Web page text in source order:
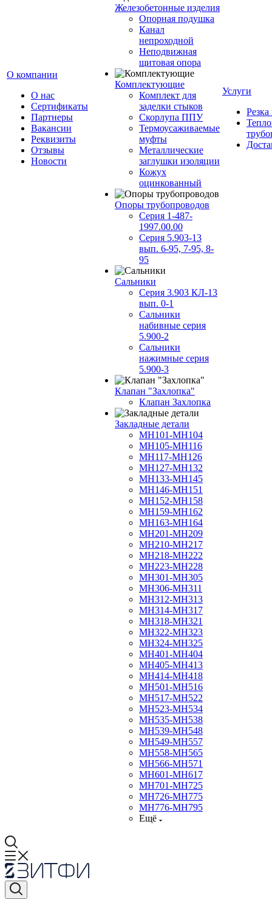
О компании
О нас
Сертификаты
Партнеры
Вакансии
Реквизиты
Отзывы
Новости
Железобетонные изделия
Опорная подушка
Канал
непроходной
Неподвижная
щитовая опора
Комплектующие
Комплект для
заделки стыков
Скорлупа ППУ
Термоусаживаемые
муфты
Металлические
заглушки изоляции
Кожух
оцинкованный
Опоры трубопроводов
Серия 1-487-
1997.00.00
Серия 5.903-13
вып. 6-95, 7-95, 8-
95
Сальники
Серия 3.903 КЛ-13
вып. 0-1
Сальники
набивные серия
5.900-2
Сальники
нажимные серия
5.900-3
Клапан "Захлопка"
Клапан Захлопка
Закладные детали
МН101-МН104
МН105-МН116
МН117-МН126
МН127-МН132
МН133-МН145
МН146-МН151
МН152-МН158
МН159-МН162
МН163-МН164
МН201-МН209
МН210-МН217
МН218-МН222
МН223-МН228
МН301-МН305
МН306-МН311
МН312-МН313
МН314-МН317
МН318-МН321
МН322-МН323
МН324-МН325
МН401-МН404
МН405-МН413
МН414-МН418
МН501-МН516
МН517-МН522
МН523-МН534
МН535-МН538
МН539-МН548
МН549-МН557
МН558-МН565
МН566-МН571
МН601-МН617
МН701-МН725
МН726-МН775
МН776-МН795
Ещё
Услуги
Резка